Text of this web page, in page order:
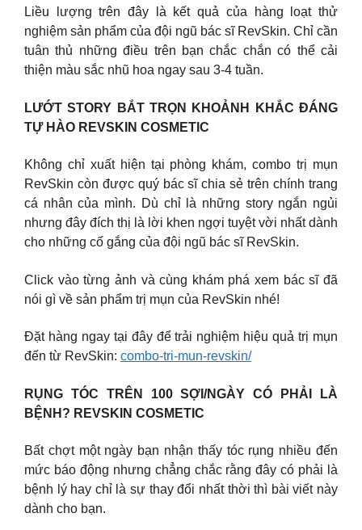
Liều lượng trên đây là kết quả của hàng loạt thử
nghiệm sản phẩm của đội ngũ bác sĩ RevSkin. Chỉ cần
tuân thủ những điều trên bạn chắc chắn có thể cải
thiện màu sắc nhũ hoa ngay sau 3-4 tuần.
LƯỚT STORY BẮT TRỌN KHOẢNH KHẮC ĐÁNG
TỰ HÀO REVSKIN COSMETIC
Không chỉ xuất hiện tại phòng khám, combo trị mụn
RevSkin còn được quý bác sĩ chia sẻ trên chính trang
cá nhân của mình. Dù chỉ là những story ngắn ngủi
nhưng đây đích thị là lời khen ngợi tuyệt vời nhất dành
cho những cố gắng của đội ngũ bác sĩ RevSkin.
Click vào từng ảnh và cùng khám phá xem bác sĩ đã
nói gì về sản phẩm trị mụn của RevSkin nhé!
Đặt hàng ngay tại đây để trải nghiệm hiệu quả trị mụn
đến từ RevSkin: combo-tri-mun-revskin/
RỤNG TÓC TRÊN 100 SỢI/NGÀY CÓ PHẢI LÀ
BỆNH? REVSKIN COSMETIC
Bất chợt một ngày bạn nhận thấy tóc rụng nhiều đến
mức báo động nhưng chẳng chắc rằng đây có phải là
bệnh lý hay chỉ là sự thay đổi nhất thời thì bài viết này
dành cho bạn.